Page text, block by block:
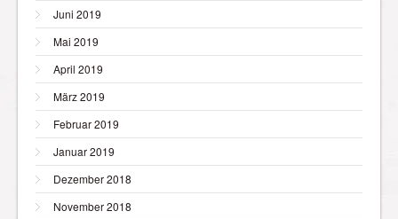
Juni 2019
Mai 2019
April 2019
März 2019
Februar 2019
Januar 2019
Dezember 2018
November 2018